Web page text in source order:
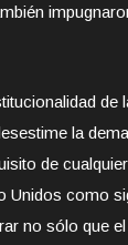
de
la
de
como
no sólo que